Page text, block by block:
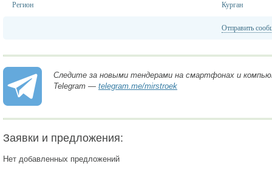
Регион Курган
Отправить
Следите за новыми тендерами на смартфонах и
Telegram — telegram.me/mirstroek
Заявки и предложения:
Нет добавленных предложений